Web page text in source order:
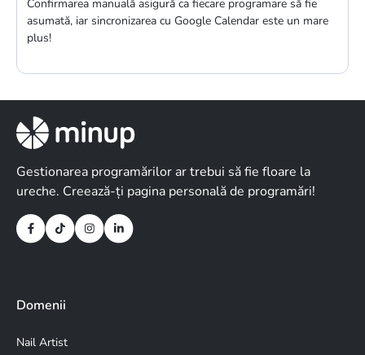
Gestionarea programărilor ar trebui să fie floare la
ureche. Creează-ți pagina personală de programări!
Domenii
Nail Artist